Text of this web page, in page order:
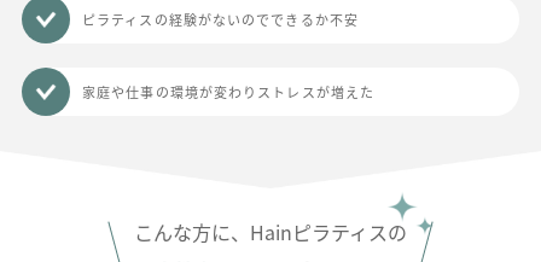
ピラティスの経験がないのでできるか不安
家庭や仕事の環境が変わりストレスが増えた
こんな方に、Hainピラティスの